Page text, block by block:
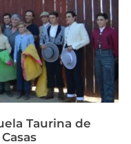
Taurina de